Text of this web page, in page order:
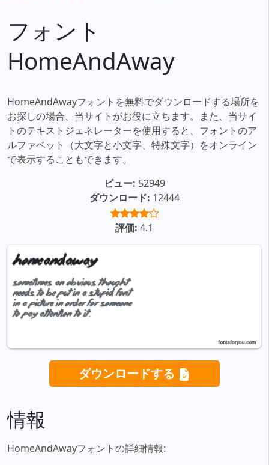
フォント
HomeAndAway
HomeAndAwayフォントを無料でダウンロードする場所を
お探しの場合、当サイトがお役に立ちます。また、当サイ
トのテキストジェネレーターを使用すると、フォントのア
ルファベット（大文字と小文字、特殊文字）をオンライン
で表示することもできます。
ビュー: 52949
ダウンロード: 12444
評価: 4.1
ダウンロードする
情報
HomeAndAwayフォントの詳細情報: